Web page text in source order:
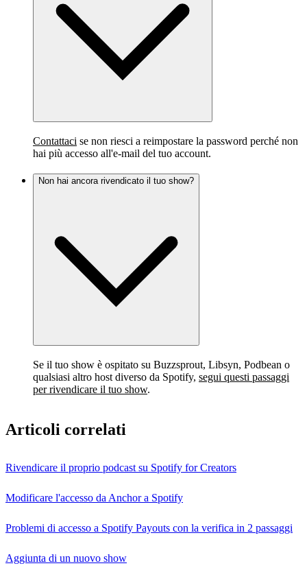
Contattaci se non riesci a reimpostare la password perché non
hai più accesso all'e-mail del tuo account.
Non hai ancora rivendicato il tuo show?
Se il tuo show è ospitato su Buzzsprout, Libsyn, Podbean o
qualsiasi altro host diverso da Spotify, segui questi passaggi
per rivendicare il tuo show.
Articoli correlati
Rivendicare il proprio podcast su Spotify for Creators
Modificare l'accesso da Anchor a Spotify
Problemi di accesso a Spotify Payouts con la verifica in 2 passaggi
Aggiunta di un nuovo show